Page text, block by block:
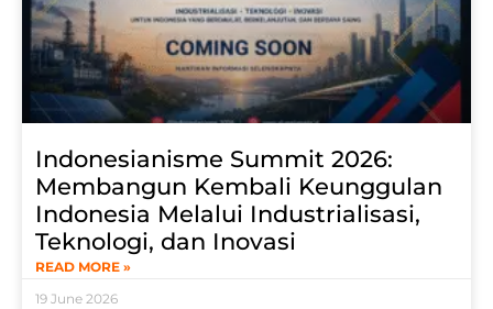
Indonesianisme Summit 2026:
Membangun Kembali Keunggulan
Indonesia Melalui Industrialisasi,
Teknologi, dan Inovasi
READ MORE »
19 June 2026